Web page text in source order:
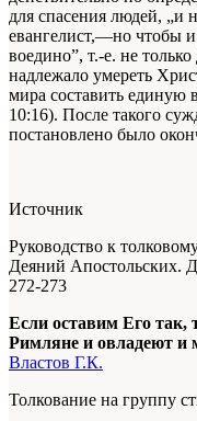
для спасения людей, „и
евангелист,—но чтобы
воедино”, т.-е. не
надлежало умереть
мира составить единую
10:16). После такого
постановлено было
Источник
Руководство к
Деяний Апостольских.
272-273
Если оставим Его так,
Римляне и овладеют и
Властов Г.К.
Толкование на группу